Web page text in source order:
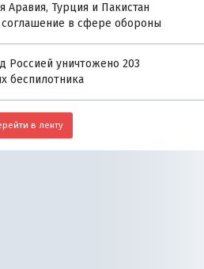
Аравия, Турция и Пакистан
в сфере обороны
Россией уничтожено 203
беспилотника
в ленту